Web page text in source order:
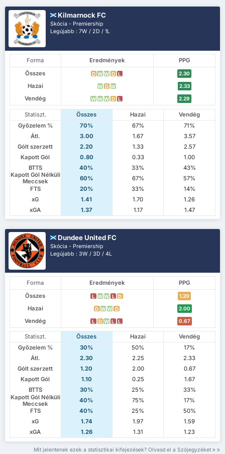
Kilmarnock FC
Skócia - Premiership
Legújabb : 7W / 2D / 1L
Forma Eredmények
PPG
Összes
D W W D L 2.30
Hazai W D W 2.33
Vendég W W W D L 2.29
Statiszt. Összes Hazai
Vendég
Győzelem %
70% 67%
71%
Átl.
3.00 1.67
3.57
Gólt szerzett
2.20 1.33
2.57
Kapott Gól
0.80 0.33
1.00
BTTS
40% 33%
43%
Kapott Gól Nélküli
Meccsek
60% 67%
57%
FTS
20% 33%
14%
xG
1.41 1.70
1.26
xGA
1.37 1.17 1.47
Dundee United FC
Skócia - Premiership
Legújabb : 3W / 3D / 4L
Forma Eredmények
PPG
Összes
L W W L D 1.20
Hazai D W W D 2.00
Vendég L D W L L 0.67
Statiszt. Összes Hazai
Vendég
Győzelem %
30% 50%
17%
Átl.
2.30 2.25
2.33
Gólt szerzett
1.20 2.00
0.67
Kapott Gól
1.10 0.25
1.67
BTTS
30% 25%
33%
Kapott Gól Nélküli
Meccsek
40% 75%
17%
FTS
40% 25%
50%
xG
1.74 1.97
1.59
xGA
1.26 1.31 1.23
Mit jelentenek ezek a statisztikai kifejezések? Olvasd el a Szójegyzéket